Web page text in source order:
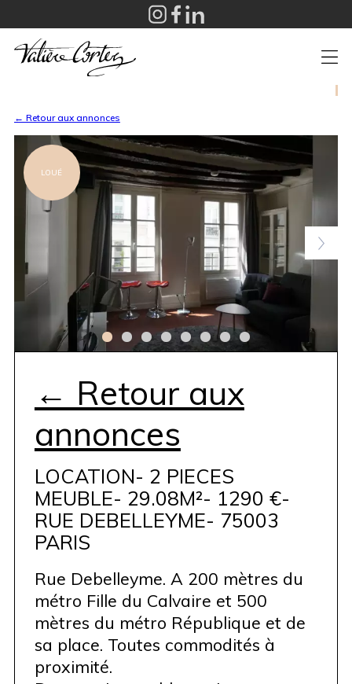
← Retour aux annonces
LOUÉ
← Retour aux
annonces
LOCATION- 2 PIECES
MEUBLE- 29.08M²- 1290 €-
RUE DEBELLEYME- 75003
PARIS
Rue Debelleyme. A 200 mètres du
métro Fille du Calvaire et 500
mètres du métro République et de
sa place. Toutes commodités à
proximité.